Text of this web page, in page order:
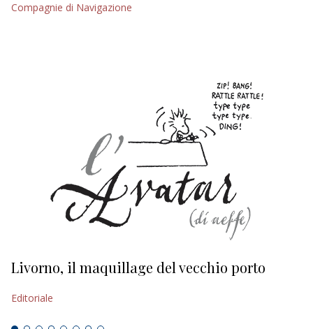
Compagnie di Navigazione
Livorno, il maquillage del vecchio porto
Editoriale